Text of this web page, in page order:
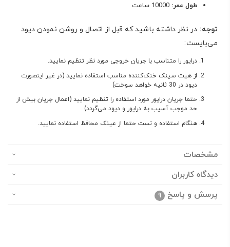
طول عمر: 10000 ساعت
توجه: در نظر داشته باشید که قبل از اتصال و روشن نمودن دیود
می‌بایست:
درایور را متناسب با جریان خروجی مورد نظر تنظیم نمایید.
از هیت سینک خنک‌کننده مناسب استفاده نمایید (در غیر اینصورت
دیود در 30 ثانیه خواهد سوخت)
حتما جریان درایور مورد استفاده را تنظیم نمایید (اعمال جریان بیش از
حد موجب آسیب به درایور و دیود می‌گردد)
هنگام استفاده و تست حتما از عینک محافظ استفاده نمایید.
مشخصات
دیدگاه کاربران
پرسش و پاسخ
9